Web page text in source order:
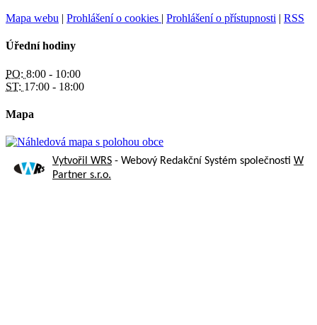
Mapa webu | Prohlášení o cookies | Prohlášení o přístupnosti | RSS
Úřední hodiny
PO: 8:00 - 10:00
ST: 17:00 - 18:00
Mapa
Vytvořil WRS - Webový Redakční Systém společnosti W
Partner s.r.o.